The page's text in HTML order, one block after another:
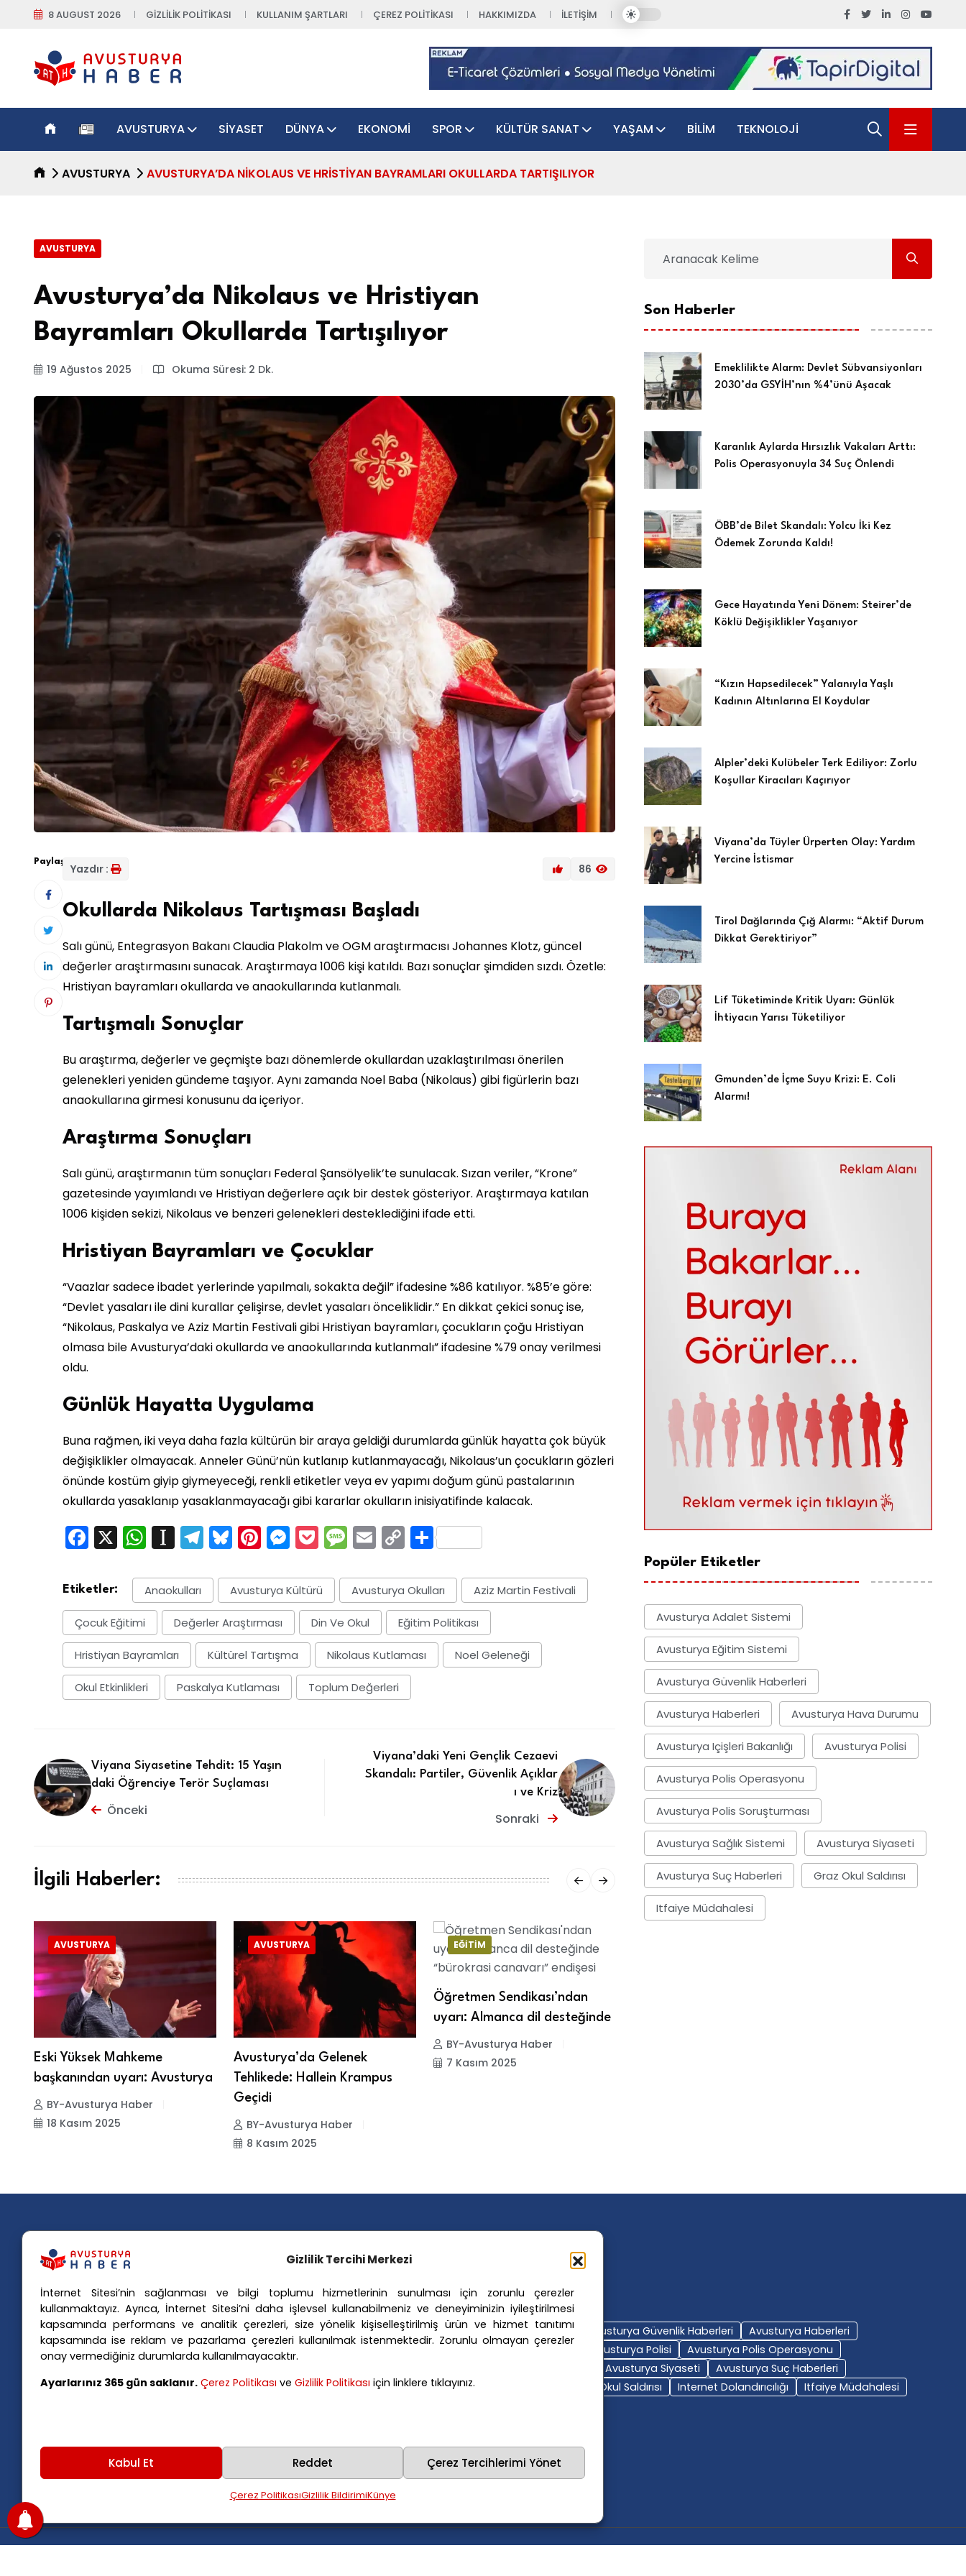
Gizlilik Tercihi Merkezi
İnternet Sitesi’nin sağlanması ve bilgi toplumu hizmetlerinin sunulması için zorunlu çerezler
kullanmaktayız. Ayrıca, İnternet Sitesi’ni daha işlevsel kullanabilmeniz ve deneyiminizin iyileştirilmesi
kapsamında performans ve analitik çerezleri, size yönelik kişiselleştirilmiş ürün ve hizmet tanıtımı
kapsamında ise reklam ve pazarlama çerezleri kullanılmak istenmektedir. Zorunlu olmayan çerezler
onay vermediğiniz durumlarda kullanılmayacaktır.
Ayarlarınız 365 gün saklanır. Çerez Politikası ve Gizlilik Politikası için linklere tıklayınız.
Kabul Et Reddet Çerez Tercihlerimi Yönet
Çerez PolitikasıGizlilik BildirimiKünye
8 AUGUST 2026 GIZLILIK POLITIKASI KULLANIM ŞARTLARI ÇEREZ POLITIKASI HAKKIMIZDA İLETIŞIM
AVUSTURYA SIYASET DÜNYA EKONOMI SPOR KÜLTÜR SANAT YAŞAM BILIM TEKNOLOJI
AVUSTURYA AVUSTURYA’DA NIKOLAUS VE HRISTIYAN BAYRAMLARI OKULLARDA TARTIŞILIYOR
AVUSTURYA
Avusturya’da Nikolaus ve Hristiyan
Bayramları Okullarda Tartışılıyor
19 Ağustos 2025 Okuma Süresi: 2 Dk.
Paylaş:
Yazdır : 86
Okullarda Nikolaus Tartışması Başladı
Salı günü, Entegrasyon Bakanı Claudia Plakolm ve OGM araştırmacısı Johannes Klotz, güncel
değerler araştırmasını sunacak. Araştırmaya 1006 kişi katıldı. Bazı sonuçlar şimdiden sızdı. Özetle:
Hristiyan bayramları okullarda ve anaokullarında kutlanmalı.
Tartışmalı Sonuçlar
Bu araştırma, değerler ve geçmişte bazı dönemlerde okullardan uzaklaştırılması önerilen
gelenekleri yeniden gündeme taşıyor. Aynı zamanda Noel Baba (Nikolaus) gibi figürlerin bazı
anaokullarına girmesi konusunu da içeriyor.
Araştırma Sonuçları
Salı günü, araştırmanın tüm sonuçları Federal Şansölyelik’te sunulacak. Sızan veriler, “Krone”
gazetesinde yayımlandı ve Hristiyan değerlere açık bir destek gösteriyor. Araştırmaya katılan
1006 kişiden sekizi, Nikolaus ve benzeri gelenekleri desteklediğini ifade etti.
Hristiyan Bayramları ve Çocuklar
“Vaazlar sadece ibadet yerlerinde yapılmalı, sokakta değil” ifadesine %86 katılıyor. %85’e göre:
“Devlet yasaları ile dini kurallar çelişirse, devlet yasaları önceliklidir.” En dikkat çekici sonuç ise,
“Nikolaus, Paskalya ve Aziz Martin Festivali gibi Hristiyan bayramları, çocukların çoğu Hristiyan
olmasa bile Avusturya’daki okullarda ve anaokullarında kutlanmalı” ifadesine %79 onay verilmesi
oldu.
Günlük Hayatta Uygulama
Buna rağmen, iki veya daha fazla kültürün bir araya geldiği durumlarda günlük hayatta çok büyük
değişiklikler olmayacak. Anneler Günü’nün kutlanıp kutlanmayacağı, Nikolaus’un çocukların gözleri
önünde kostüm giyip giymeyeceği, renkli etiketler veya ev yapımı doğum günü pastalarının
okullarda yasaklanıp yasaklanmayacağı gibi kararlar okulların inisiyatifinde kalacak.
Facebook
X WhatsApp
Instapaper
Telegram
Bluesky
Pinterest
Messenger
Pocket
Message
EmailCopy
Share
Etiketler: Anaokulları Avusturya Kültürü Avusturya Okulları Aziz Martin Festivali
Çocuk Eğitimi Değerler Araştırması Din Ve Okul Eğitim Politikası
Hristiyan Bayramları Kültürel Tartışma Nikolaus Kutlaması Noel Geleneği
Okul Etkinlikleri Paskalya Kutlaması Toplum Değerleri
Viyana Siyasetine Tehdit: 15 Yaşın
daki Öğrenciye Terör Suçlaması
Önceki
Viyana’daki Yeni Gençlik Cezaevi
Skandalı: Partiler, Güvenlik Açıklar
ı ve Kriz
Sonraki
İlgili Haberler:
AVUSTURYA
Eski Yüksek Mahkeme
başkanından uyarı: Avusturya
BY-Avusturya Haber
18 Kasım 2025
AVUSTURYA
Avusturya’da Gelenek
Tehlikede: Hallein Krampus
Geçidi
BY-Avusturya Haber
8 Kasım 2025
EĞITIM
Öğretmen Sendikası’ndan
uyarı: Almanca dil desteğinde
BY-Avusturya Haber
7 Kasım 2025
Son Haberler
Emeklilikte Alarm: Devlet Sübvansiyonları
2030’da GSYİH’nın %4’ünü Aşacak
Karanlık Aylarda Hırsızlık Vakaları Arttı:
Polis Operasyonuyla 34 Suç Önlendi
ÖBB’de Bilet Skandalı: Yolcu İki Kez
Ödemek Zorunda Kaldı!
Gece Hayatında Yeni Dönem: Steirer’de
Köklü Değişiklikler Yaşanıyor
“Kızın Hapsedilecek” Yalanıyla Yaşlı
Kadının Altınlarına El Koydular
Alpler’deki Kulübeler Terk Ediliyor: Zorlu
Koşullar Kiracıları Kaçırıyor
Viyana’da Tüyler Ürperten Olay: Yardım
Yercine İstismar
Tirol Dağlarında Çığ Alarmı: “Aktif Durum
Dikkat Gerektiriyor”
Lif Tüketiminde Kritik Uyarı: Günlük
İhtiyacın Yarısı Tüketiliyor
Gmunden’de İçme Suyu Krizi: E. Coli
Alarmı!
Popüler Etiketler
Avusturya Adalet Sistemi
Avusturya Eğitim Sistemi
Avusturya Güvenlik Haberleri
Avusturya Haberleri Avusturya Hava Durumu
Avusturya Içişleri Bakanlığı Avusturya Polisi
Avusturya Polis Operasyonu
Avusturya Polis Soruşturması
Avusturya Sağlık Sistemi Avusturya Siyaseti
Avusturya Suç Haberleri Graz Okul Saldırısı
Itfaiye Müdahalesi
Avusturya basınındaki haberleri
anında Türkçe'ye çevirerek,
gündemini ana dillerinde takip
Popüler Etiketler
Avusturya Adalet Sistemi Avusturya Eğitim Sistemi Avusturya Güvenlik Haberleri
Avusturya Haberleri
Avusturya Içişleri Bakanlığı Avusturya Polisi
Avusturya Polis Operasyonu
Avusturya Siyaseti
Avusturya Suç Haberleri
Avusturya Trafik Haberleri
Donald Trump Graz Okul Saldırısı Internet Dolandırıcılığı
Itfaiye Müdahalesi